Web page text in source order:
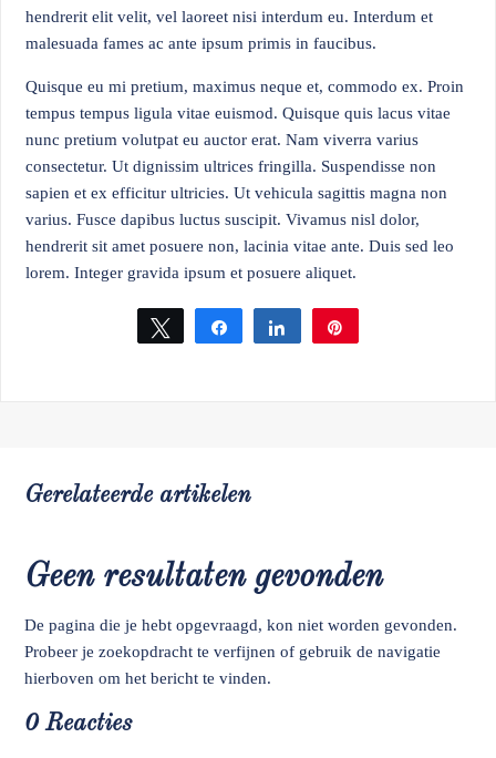
hendrerit elit velit, vel laoreet nisi interdum eu. Interdum et
malesuada fames ac ante ipsum primis in faucibus.
Quisque eu mi pretium, maximus neque et, commodo ex. Proin
tempus tempus ligula vitae euismod. Quisque quis lacus vitae
nunc pretium volutpat eu auctor erat. Nam viverra varius
consectetur. Ut dignissim ultrices fringilla. Suspendisse non
sapien et ex efficitur ultricies. Ut vehicula sagittis magna non
varius. Fusce dapibus luctus suscipit. Vivamus nisl dolor,
hendrerit sit amet posuere non, lacinia vitae ante. Duis sed leo
lorem. Integer gravida ipsum et posuere aliquet.
Tweet Share Share
Gerelateerde artikelen
Geen resultaten gevonden
De pagina die je hebt opgevraagd, kon niet worden gevonden.
Probeer je zoekopdracht te verfijnen of gebruik de navigatie
hierboven om het bericht te vinden.
0 Reacties